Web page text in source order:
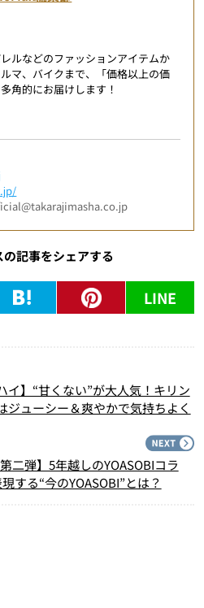
ルなどのファッションアイテムか
マ、バイクまで、「価格以上の価
角的にお届けします！
記事をシェアする
LINE
イ】“甘くない”が大人気！キリン
ジューシー＆爽やかで気持ちよく
二弾】5年越しのYOASOBIコラ
する“今のYOASOBI”とは？